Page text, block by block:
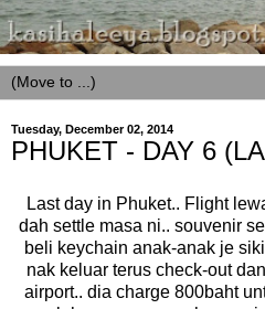
Tuesday, December 02, 2014
PHUKET - DAY 6
Last day in Phuket.. Flight
dah settle masa ni.. souvenir
beli keychain anak-anak je
nak keluar terus check-out
airport.. dia charge 800baht